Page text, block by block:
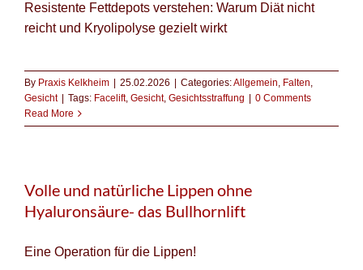
Resistente Fettdepots verstehen: Warum Diät nicht
reicht und Kryolipolyse gezielt wirkt
By Praxis Kelkheim 25.02.2026 Categories:Allgemein, Falten,
Gesicht
Tags: Facelift, Gesicht, Gesichtsstraffung
0 Comments
Read More
Volle und natürliche Lippen ohne
Hyaluronsäure- das Bullhornlift
Eine Operation für die Lippen!